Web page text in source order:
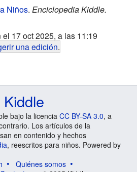
Niños. Enciclopedia Kiddle.
17 oct 2025, a las 11:19
una edición.
bajo la licencia CC BY-SA 3.0, a
Los artículos de la
en contenido y hechos
, reescritos para niños. Powered by
Quiénes somos